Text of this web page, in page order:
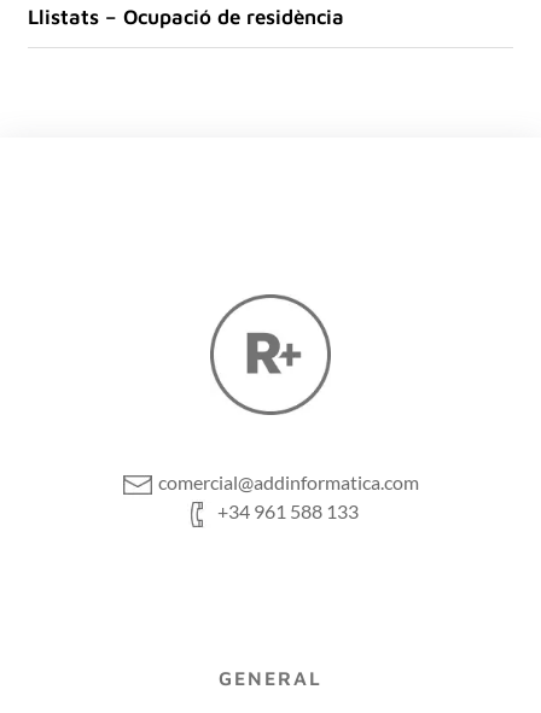
Llistats – Ocupació de residència
comercial@addinformatica.com
+34 961 588 133
GENERAL